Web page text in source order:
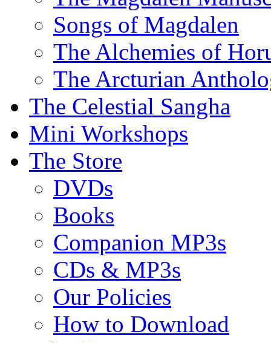
Songs of Magdalen
The Alchemies of
The Arcturian
The Celestial Sangha
Mini Workshops
The Store
DVDs
Books
Companion MP3s
CDs & MP3s
Our Policies
How to Download